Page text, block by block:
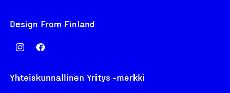
Design From Finland
Yhteiskunnallinen Yritys -merkki